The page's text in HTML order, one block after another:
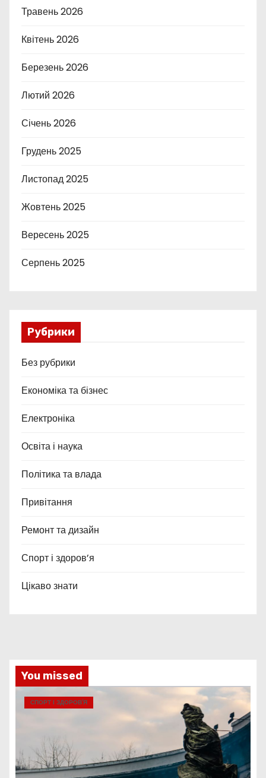
Травень 2026
Квітень 2026
Березень 2026
Лютий 2026
Січень 2026
Грудень 2025
Листопад 2025
Жовтень 2025
Вересень 2025
Серпень 2025
Рубрики
Без рубрики
Економіка та бізнес
Електроніка
Освіта і наука
Політика та влада
Привітання
Ремонт та дизайн
Спорт і здоров’я
Цікаво знати
You missed
СПОРТ І ЗДОРОВ’Я